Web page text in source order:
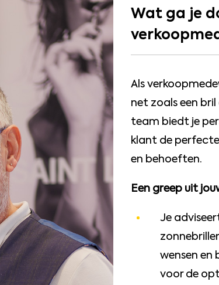
Wat ga je
Als
net zoals een
team biedt je
klant de
en behoeften.
Een greep uit
Je
wensen
voor de